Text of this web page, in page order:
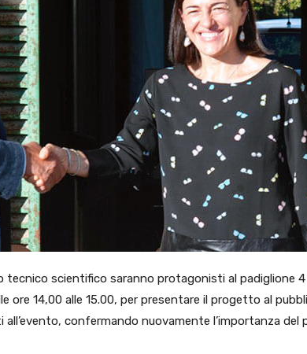
tecnico scientifico saranno protagonisti al padiglione
ore 14,00 alle 15.00, per presentare il progetto al
confermando nuovamente l’importanza del